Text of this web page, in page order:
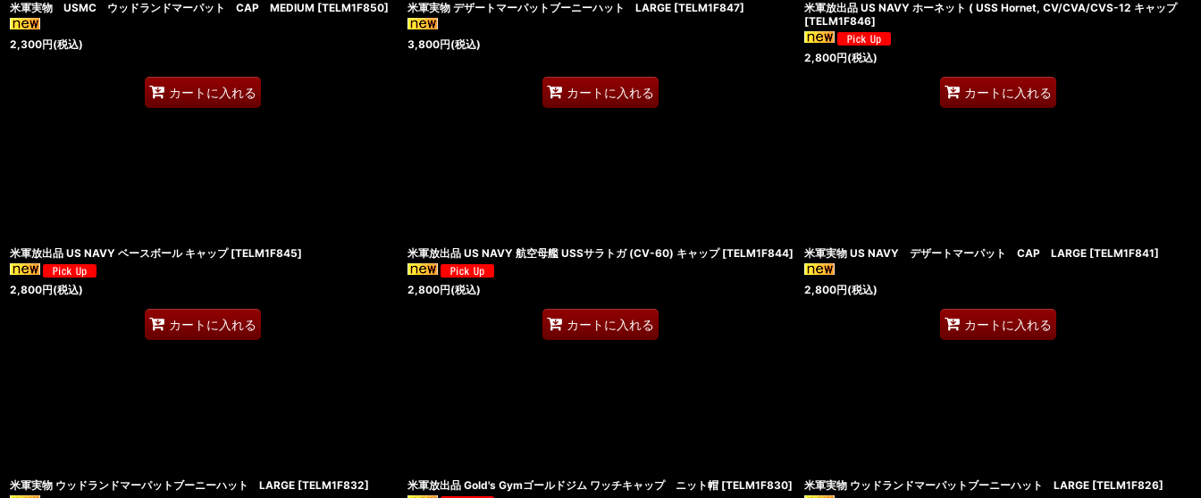
米軍実物 USMC ウッドランドマーパット CAP MEDIUM [TELM1F850]
2,300円(税込)
カートに入れる
米軍実物 デザートマーパットブーニーハット LARGE [TELM1F847]
3,800円(税込)
カートに入れる
米軍放出品 US NAVY ホーネット ( USS Hornet, CV/CVA/CVS-12 キャップ
[TELM1F846]
2,800円(税込)
カートに入れる
米軍放出品 US NAVY ベースボール キャップ [TELM1F845]
2,800円(税込)
カートに入れる
米軍放出品 US NAVY 航空母艦 USSサラトガ (CV-60) キャップ [TELM1F844]
2,800円(税込)
カートに入れる
米軍実物 US NAVY デザートマーパット CAP LARGE [TELM1F841]
2,800円(税込)
カートに入れる
米軍実物 ウッドランドマーパットブーニーハット LARGE [TELM1F832] 米軍放出品 Gold's Gymゴールドジム ワッチキャップ ニット帽 [TELM1F830] 米軍実物 ウッドランドマーパットブーニーハット LARGE [TELM1F826]